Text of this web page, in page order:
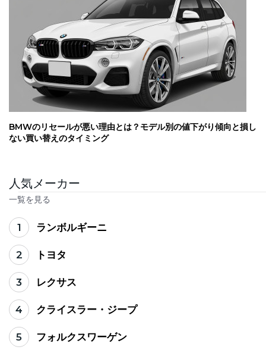
BMWのリセールが悪い理由とは？モデル別の値下がり傾向と損し
ない買い替えのタイミング
人気メーカー
一覧を見る
1 ランボルギーニ
2 トヨタ
3 レクサス
4 クライスラー・ジープ
5 フォルクスワーゲン